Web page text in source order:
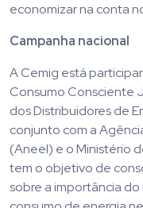
economizar na conta
Campanha nacional
A Cemig está
Consumo Consciente
dos Distribuidores de
conjunto com a
(Aneel) e o Ministério
tem o objetivo de
sobre a importância